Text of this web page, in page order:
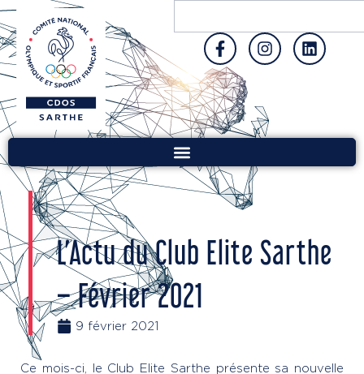
L’Actu du Club Elite Sarthe
– Février 2021
9 février 2021
Ce mois-ci, le Club Elite Sarthe présente sa nouvelle